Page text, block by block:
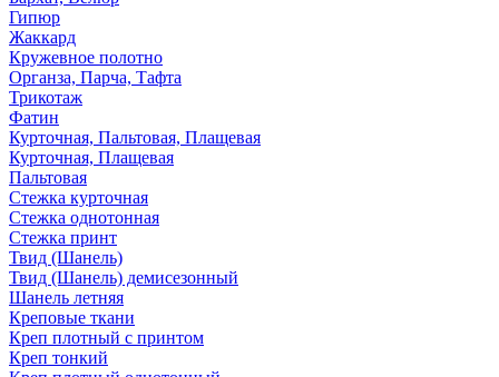
Гипюр
Жаккард
Кружевное полотно
Органза, Парча, Тафта
Трикотаж
Фатин
Курточная, Пальтовая, Плащевая
Курточная, Плащевая
Пальтовая
Стежка курточная
Стежка однотонная
Стежка принт
Твид (Шанель)
Твид (Шанель) демисезонный
Шанель летняя
Креповые ткани
Креп плотный с принтом
Креп тонкий